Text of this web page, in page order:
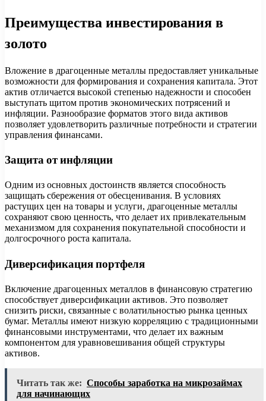
Преимущества инвестирования в
золото
Вложение в драгоценные металлы предоставляет уникальные
возможности для формирования и сохранения капитала. Этот
актив отличается высокой степенью надежности и способен
выступать щитом против экономических потрясений и
инфляции. Разнообразие форматов этого вида активов
позволяет удовлетворить различные потребности и стратегии
управления финансами.
Защита от инфляции
Одним из основных достоинств является способность
защищать сбережения от обесценивания. В условиях
растущих цен на товары и услуги, драгоценные металлы
сохраняют свою ценность, что делает их привлекательным
механизмом для сохранения покупательной способности и
долгосрочного роста капитала.
Диверсификация портфеля
Включение драгоценных металлов в финансовую стратегию
способствует диверсификации активов. Это позволяет
снизить риски, связанные с волатильностью рынка ценных
бумаг. Металлы имеют низкую корреляцию с традиционными
финансовыми инструментами, что делает их важным
компонентом для уравновешивания общей структуры
активов.
Читать так же: Способы заработка на микрозаймах
для начинающих